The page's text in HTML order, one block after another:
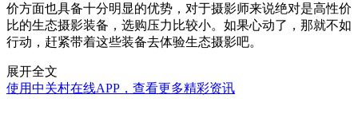
价方面也具备十分明显的优势，对于摄影师来说绝对是高性价
比的生态摄影装备，选购压力比较小。如果心动了，那就不如
行动，赶紧带着这些装备去体验生态摄影吧。
展开全文
使用中关村在线APP，查看更多精彩资讯